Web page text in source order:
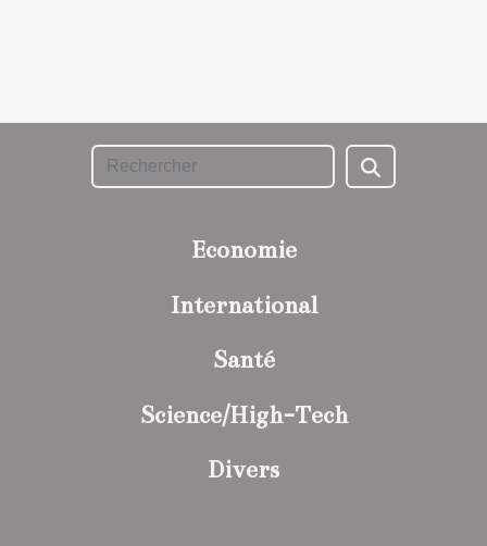
Economie
International
Santé
Science/High-Tech
Divers